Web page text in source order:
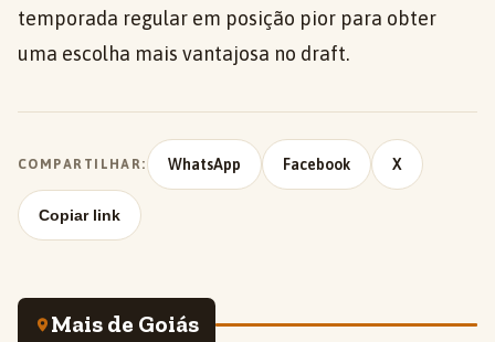
temporada regular em posição pior para obter
uma escolha mais vantajosa no draft.
COMPARTILHAR: WhatsApp Facebook X
Copiar link
Mais de Goiás